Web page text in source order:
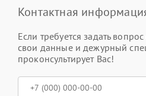
Контактная
Если требуется задать
свои данные и дежурный
проконсультирует Вас!